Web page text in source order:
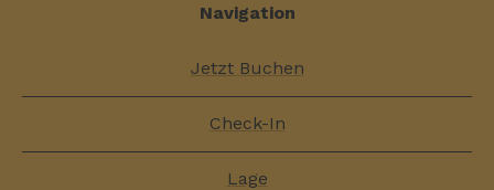
Navigation
Jetzt Buchen
Check-In
Lage